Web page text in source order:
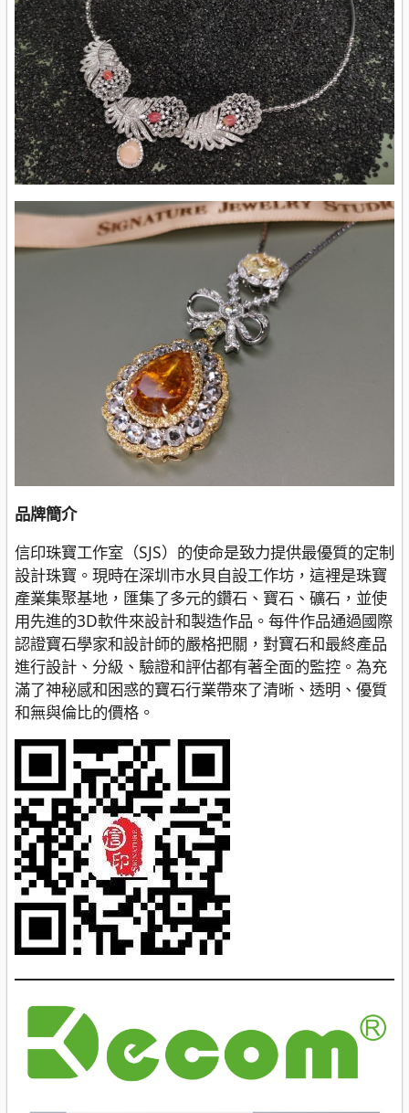
品牌簡介
信印珠寶工作室（SJS）的使命是致力提供最優質的定制
設計珠寶。現時在深圳市水貝自設工作坊，這裡是珠寶
產業集聚基地，匯集了多元的鑽石、寶石、礦石，並使
用先進的3D軟件來設計和製造作品。每件作品通過國際
認證寶石學家和設計師的嚴格把關，對寶石和最終產品
進行設計、分級、驗證和評估都有著全面的監控。為充
滿了神秘感和困惑的寶石行業帶來了清晰、透明、優質
和無與倫比的價格。